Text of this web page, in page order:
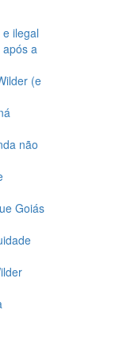
ilegal
a
(e
não
Goiás